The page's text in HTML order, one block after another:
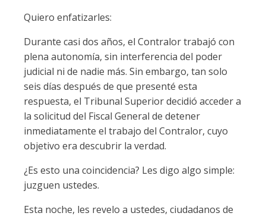
Quiero enfatizarles:
Durante casi dos años, el Contralor trabajó con
plena autonomía, sin interferencia del poder
judicial ni de nadie más. Sin embargo, tan solo
seis días después de que presenté esta
respuesta, el Tribunal Superior decidió acceder a
la solicitud del Fiscal General de detener
inmediatamente el trabajo del Contralor, cuyo
objetivo era descubrir la verdad.
¿Es esto una coincidencia? Les digo algo simple:
juzguen ustedes.
Esta noche, les revelo a ustedes, ciudadanos de